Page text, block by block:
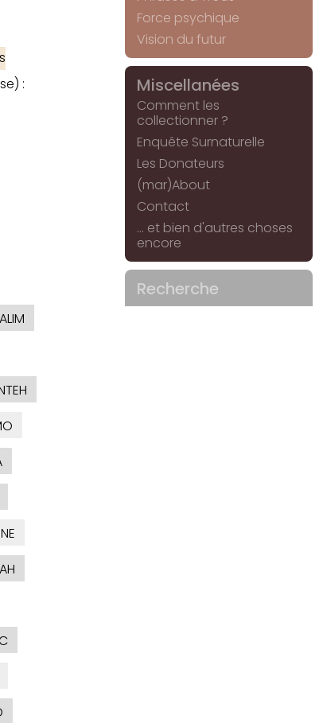
:
Force psychique
Vision du futur
Miscellanées
Comment les
collectionner ?
Enquête Surnaturelle
Les Donateurs
(mar)About
Contact
... et bien d'autres choses
encore
Recherche